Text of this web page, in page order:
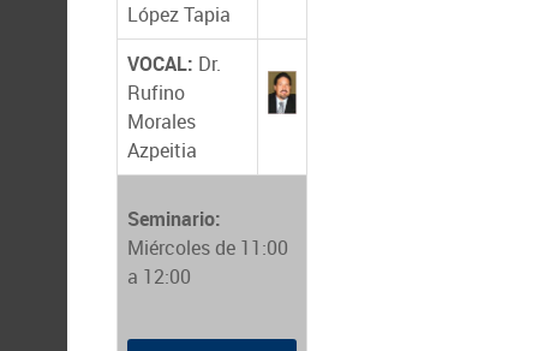
López Tapia
VOCAL: Dr.
Rufino
Morales
Azpeitia
Seminario:
Miércoles de 11:00
a 12:00